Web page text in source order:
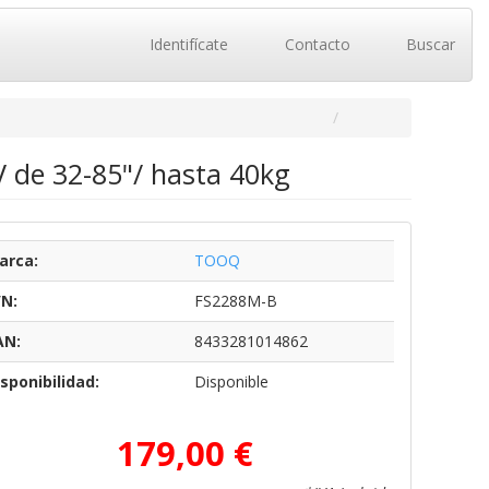
Identifícate Contacto Buscar
de 32-85"/ hasta 40kg
TOOQ
FS2288M-B
8433281014862
Disponible
179,00 €